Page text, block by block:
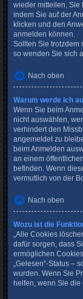
wieder mitteilen, Sie
indem Sie auf der
klicken und den
anmelden können.
Sollten Sie trotzdem
so wenden Sie sich
Nach oben
Warum werde ich
Wenn Sie beim
nicht auswählen,
verhindert den
angemeldet zu
beim Anmelden
an einem
befinden. Wenn
vermutlich von der
Nach oben
Wozu ist die
„Alle Cookies
dafür sorgen, dass
ermöglichen
„Gelesen“-Status –
wurden. Wenn Sie
helfen, wenn Sie